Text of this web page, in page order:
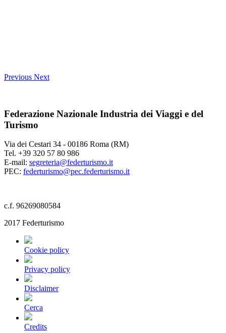
Previous Next
Federazione Nazionale Industria dei Viaggi e del
Turismo
Via dei Cestari 34 - 00186 Roma (RM)
Tel. +39 320 57 80 986
E-mail: segreteria@federturismo.it
PEC: federturismo@pec.federturismo.it
c.f. 96269080584
2017 Federturismo
Cookie policy
Privacy policy
Disclaimer
Cerca
Credits